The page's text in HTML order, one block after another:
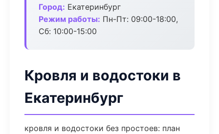
Город: Екатеринбург
Режим работы: Пн-Пт: 09:00-18:00,
Сб: 10:00-15:00
Кровля и водостоки в
Екатеринбург
кровля и водостоки без простоев: план